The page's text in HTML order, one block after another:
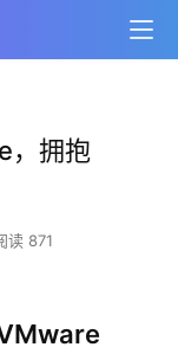
，拥抱
读 871